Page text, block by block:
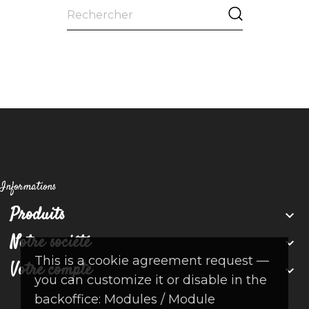
This is a cookie agreement request —
you can customize it or disable in the
backoffice: Modules / Module
Informations
Produits 
Notre société 
Votre compte 